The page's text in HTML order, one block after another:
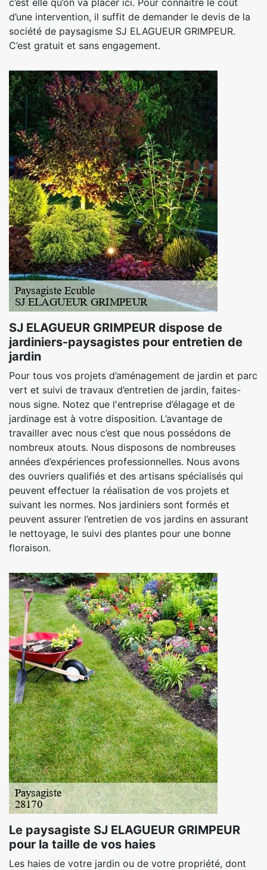
d’une intervention, il suffit de demander le devis de la
société de paysagisme SJ ELAGUEUR GRIMPEUR.
C’est gratuit et sans engagement.
SJ ELAGUEUR GRIMPEUR dispose de
jardiniers-paysagistes pour entretien de
jardin
Pour tous vos projets d’aménagement de jardin et parc
vert et suivi de travaux d’entretien de jardin, faites-
nous signe. Notez que l'entreprise d’élagage et de
jardinage est à votre disposition. L’avantage de
travailler avec nous c’est que nous possédons de
nombreux atouts. Nous disposons de nombreuses
années d’expériences professionnelles. Nous avons
des ouvriers qualifiés et des artisans spécialisés qui
peuvent effectuer la réalisation de vos projets et
suivant les normes. Nos jardiniers sont formés et
peuvent assurer l’entretien de vos jardins en assurant
le nettoyage, le suivi des plantes pour une bonne
floraison.
Le paysagiste SJ ELAGUEUR GRIMPEUR
pour la taille de vos haies
Les haies de votre jardin ou de votre propriété, dont